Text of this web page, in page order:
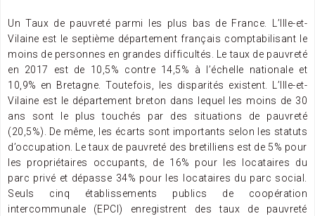
Un Taux de pauvreté parmi les plus bas de France. L’Ille-et-
Vilaine est le septième département français comptabilisant le
moins de personnes en grandes difficultés.
Le taux de pauvreté
en 2017 est de 10,5% contre 14,5% à l’échelle nationale et
10,9% en Bretagne. Toutefois, les disparités existent. L’Ille-et-
Vilaine est le département breton dans lequel les moins de 30
ans sont le plus touchés par des situations de pauvreté
(20,5%). De même, les écarts sont importants selon les statuts
d’occupation. Le taux de pauvreté des bretilliens est de 5% pour
les propriétaires occupants, de 16% pour les locataires du
parc privé et dépasse 34% pour les locataires du parc social.
Seuls cinq établissements publics de coopération
intercommunale (EPCI) enregistrent des taux de pauvreté